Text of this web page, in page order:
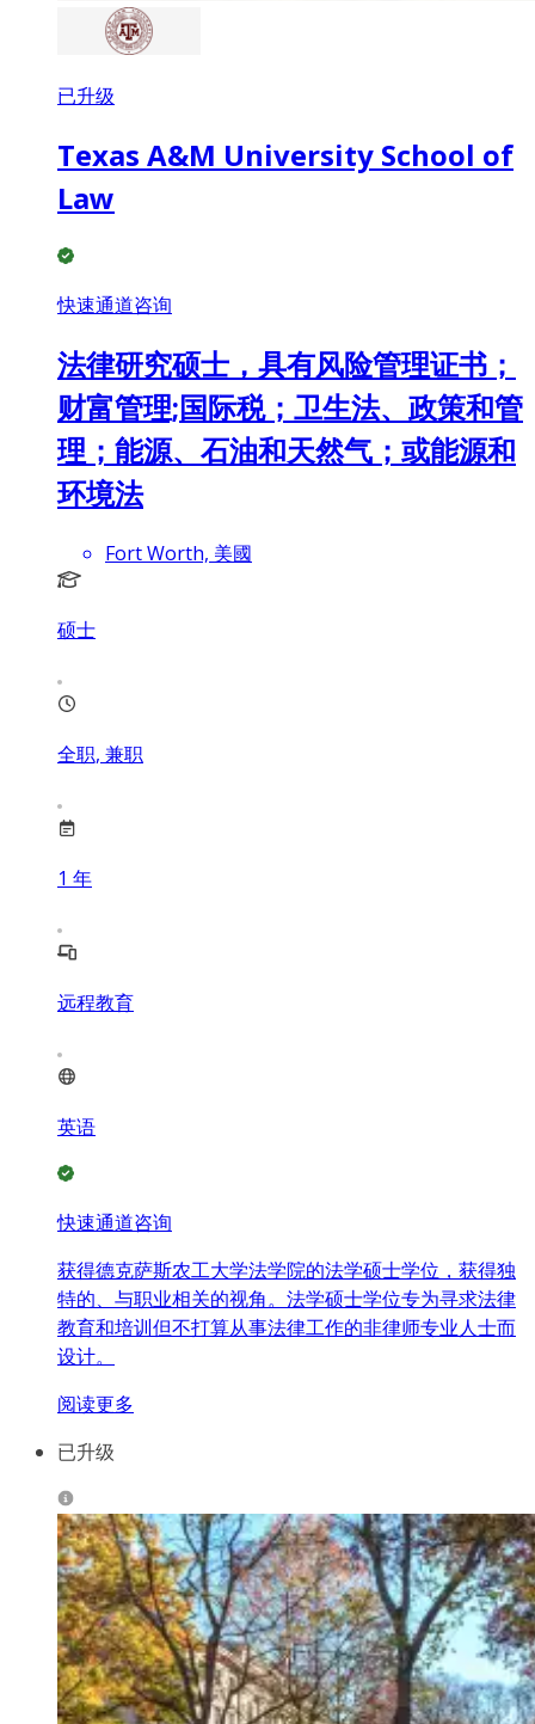
已升级
Texas A&M University School of
Law
快速通道咨询
法律研究硕士，具有风险管理证书；
财富管理;国际税；卫生法、政策和管
理；能源、石油和天然气；或能源和
环境法
Fort Worth, 美國
硕士
全职, 兼职
1 年
远程教育
英语
快速通道咨询
获得德克萨斯农工大学法学院的法学硕士学位，获得独
特的、与职业相关的视角。法学硕士学位专为寻求法律
教育和培训但不打算从事法律工作的非律师专业人士而
设计。
阅读更多
已升级